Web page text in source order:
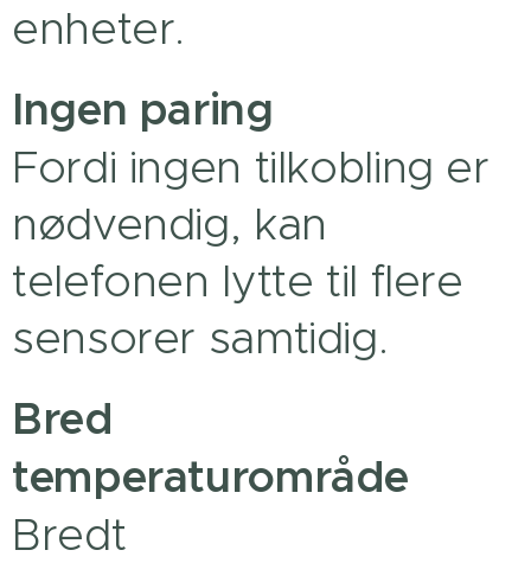
enheter.
Ingen paring
Fordi ingen tilkobling er
nødvendig, kan
telefonen lytte til flere
sensorer samtidig.
Bred
temperaturområde
Bredt